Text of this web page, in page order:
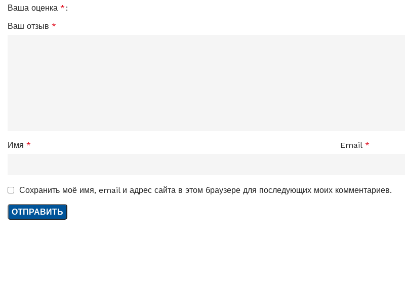
Ваша оценка *
Ваш отзыв *
Имя * Email *
Сохранить моё имя, email и адрес сайта в этом браузере для последующих моих комментариев.